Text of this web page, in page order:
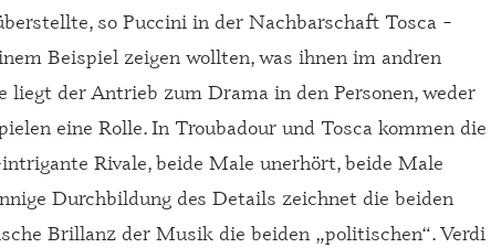
so Puccini in der Nachbarschaft Tosca –
Beispiel zeigen wollten, was ihnen im andren
liegt der Antrieb zum Drama in den Personen, weder
eine Rolle. In Troubadour und Tosca kommen die
Rivale, beide Male unerhört, beide Male
Durchbildung des Details zeichnet die beiden
Brillanz der Musik die beiden „politischen“. Verdi